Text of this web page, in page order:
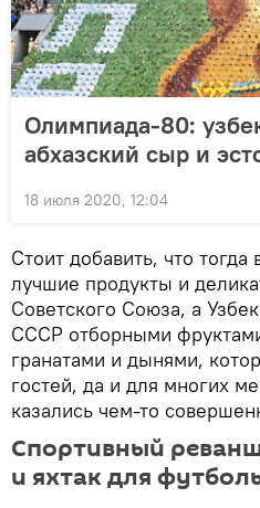
Олимпиада-80:
абхазский сыр и
18 июля 2020, 12:04
Стоит добавить, что
лучшие продукты и
Советского Союза, а
СССР отборными
гранатами и дынями,
гостей, да и для многих
казались чем-то
Спортивный
и яхтак для